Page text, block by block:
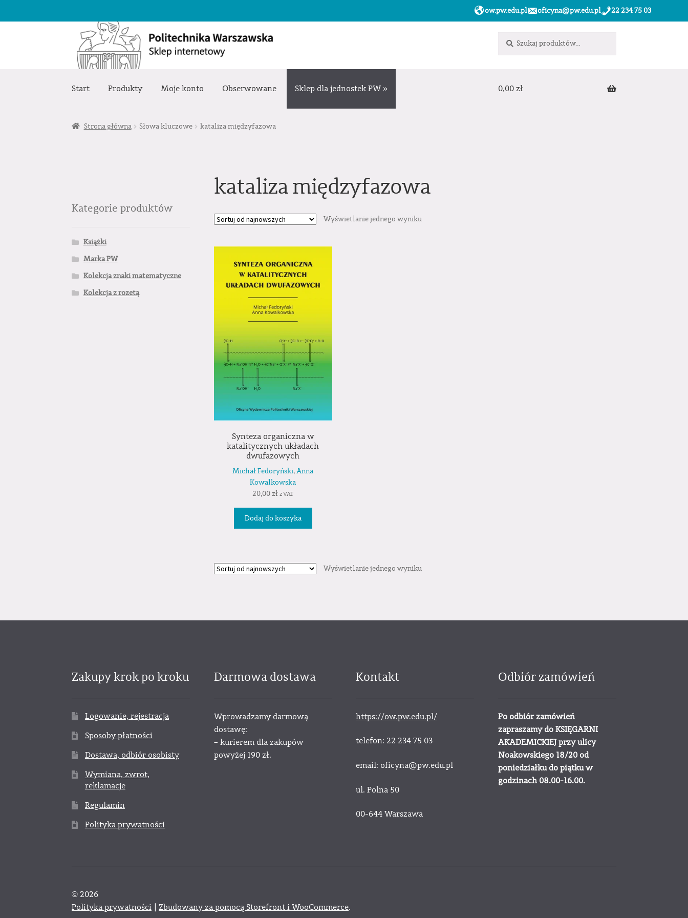
ow.pw.edu.pl oficyna@pw.edu.pl 22 234 75 03
Przejdź
nawigacji
Przejdź
treści
Start Produkty Moje konto Obserwowane Sklep dla jednostek PW » 0,00 zł
Strona główna Słowa kluczowe kataliza międzyfazowa
kataliza międzyfazowa
Wyświetlanie jednego wyniku
Synteza organiczna w
katalitycznych układach
dwufazowych
Michał Fedoryński,Anna
Kowalkowska
20,00zł z VAT
Dodaj do koszyka
Wyświetlanie jednego wyniku
Kategorie produktów
Książki
Marka PW
Kolekcja znaki matematyczne
Kolekcja z rozetą
Zakupy krok po kroku
Logowanie, rejestracja
Sposoby płatności
Dostawa, odbiór osobisty
Wymiana, zwrot,
reklamacje
Regulamin
Polityka prywatności
Darmowa dostawa
Wprowadzamy darmową
dostawę:
– kurierem dla zakupów
powyżej 190 zł.
Kontakt
https://ow.pw.edu.pl/
telefon: 22 234 75 03
email: oficyna@pw.edu.pl
ul. Polna 50
00-644 Warszawa
Odbiór zamówień
Po odbiór zamówień
zapraszamy do KSIĘGARNI
AKADEMICKIEJ przy ulicy
Noakowskiego 18/20 od
poniedziałku do piątku w
godzinach 08.00-16.00.
© 2026
Polityka prywatności
Zbudowany za pomocą Storefront i WooCommerce.